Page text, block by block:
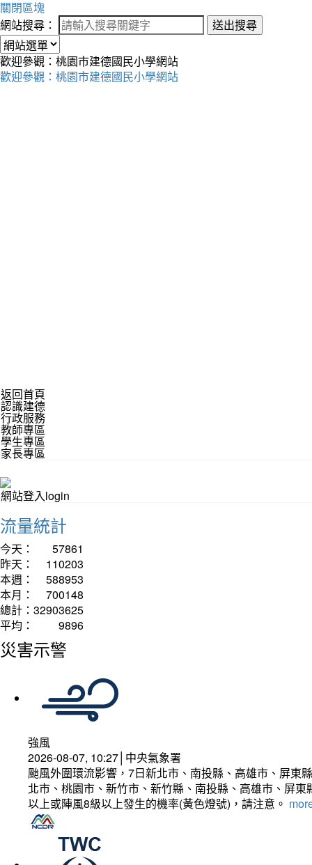
關閉區塊
網站搜尋：
送出搜尋
歡迎參觀：桃園市建德國民小學網站
歡迎參觀：桃園市建德國民小學網站
返回首頁
認識建德
行政服務
教師專區
學生專區
家長專區
網站登入login
流量統計
今天：
57861
昨天：
110203
本週：
588953
本月：
700148
總計： 32903625
平均：
9896
災害示警
強風
2026-08-07, 10:27│中央氣象署
颱風外圍環流影響，7日新北市、南投縣、高雄市、屏東
北市、桃園市、新竹市、新竹縣、南投縣、高雄市、屏
以上或陣風8級以上發生的機率(黃色燈號)，請注意。